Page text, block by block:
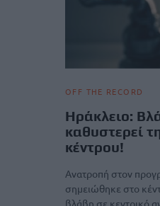
OFF THE RECORD
Ηράκλειο:
καθυστερεί
κέντρου!
Ανατροπή στον
σημειώθηκε στο
βλάβη σε κεντρικό